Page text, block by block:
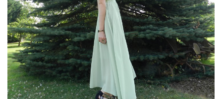
DIY
LIFESTYLE
ME CONTACTER
A PROPOS
PARUTIONS ET PARTENARIATS